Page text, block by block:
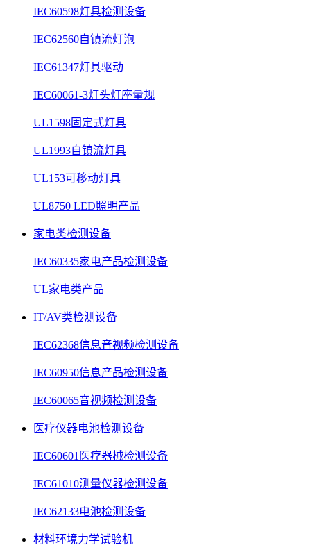
IEC60598灯具检测设备
IEC62560自镇流灯泡
IEC61347灯具驱动
IEC60061-3灯头灯座量规
UL1598固定式灯具
UL1993自镇流灯具
UL153可移动灯具
UL8750 LED照明产品
家电类检测设备
IEC60335家电产品检测设备
UL家电类产品
IT/AV类检测设备
IEC62368信息音视频检测设备
IEC60950信息产品检测设备
IEC60065音视频检测设备
医疗仪器电池检测设备
IEC60601医疗器械检测设备
IEC61010测量仪器检测设备
IEC62133电池检测设备
材料环境力学试验机